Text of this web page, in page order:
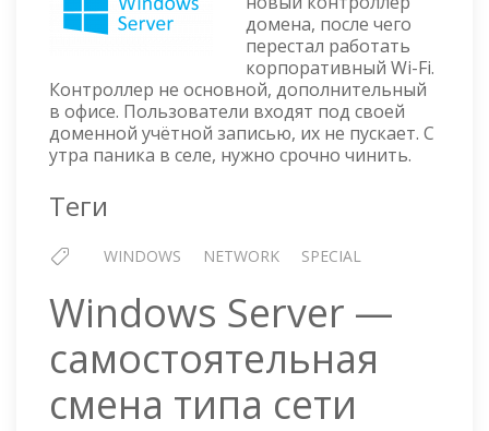
AD
домена, после чего
перестал работать
корпоративный Wi-Fi.
Контроллер не основной, дополнительный
в офисе. Пользователи входят под своей
доменной учётной записью, их не пускает. С
утра паника в селе, нужно срочно чинить.
Теги
WINDOWS NETWORK SPECIAL
Windows Server —
самостоятельная
смена типа сети